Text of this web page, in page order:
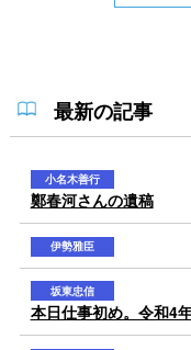
最新の記事